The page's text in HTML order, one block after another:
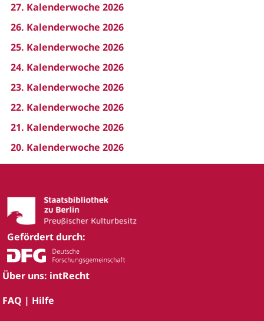
27. Kalenderwoche 2026
26. Kalenderwoche 2026
25. Kalenderwoche 2026
24. Kalenderwoche 2026
23. Kalenderwoche 2026
22. Kalenderwoche 2026
21. Kalenderwoche 2026
20. Kalenderwoche 2026
Gefördert durch:
Über uns: intRecht
FAQ | Hilfe